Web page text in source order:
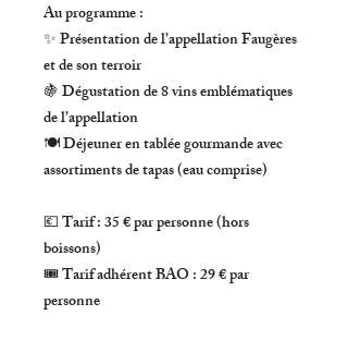
Au programme :
✨ Présentation de l’appellation Faugères
et de son terroir
🍇 Dégustation de8 vins emblématiques
de l’appellation
🍽️ Déjeuner en tablée gourmande avec
assortiments de tapas (eau comprise)
💶Tarif : 35 € par personne(hors
boissons)
🎟️Tarif adhérent BAO : 29 € par
personne